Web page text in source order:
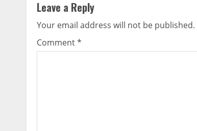
Leave a Reply
Your email address will not be published.
Comment*